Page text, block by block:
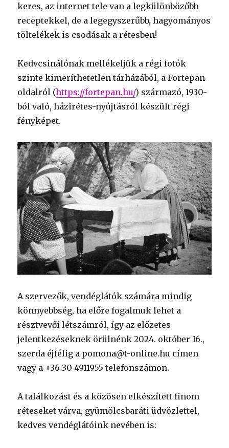
keres, az internet tele van a legkülönbözőbb
receptekkel, de a legegyszerűbb, hagyományos
töltelékek is csodásak a rétesben!
Kedvcsinálónak mellékeljük a régi fotók
szinte kimeríthetetlen tárházából, a Fortepan
oldalról (https://fortepan.hu/) származó, 1930-
ból való, házirétes-nyújtásról készült régi
fényképet.
A szervezők, vendéglátók számára mindig
könnyebbség, ha előre fogalmuk lehet a
résztvevői létszámról, így az előzetes
jelentkezéseknek örülnénk 2024. október 16.,
szerda éjfélig a pomona@t-online.hu címen
vagy a +36 30 4911955 telefonszámon.
A találkozást és a közösen elkészített finom
réteseket várva, gyümölcsbaráti üdvözlettel,
kedves vendéglátóink nevében is: